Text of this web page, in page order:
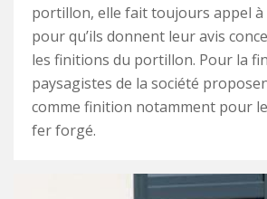
portillon, elle fait toujours appel à
pour qu’ils donnent leur avis
les finitions du portillon. Pour la
paysagistes de la société
comme finition notamment pour
fer forgé.